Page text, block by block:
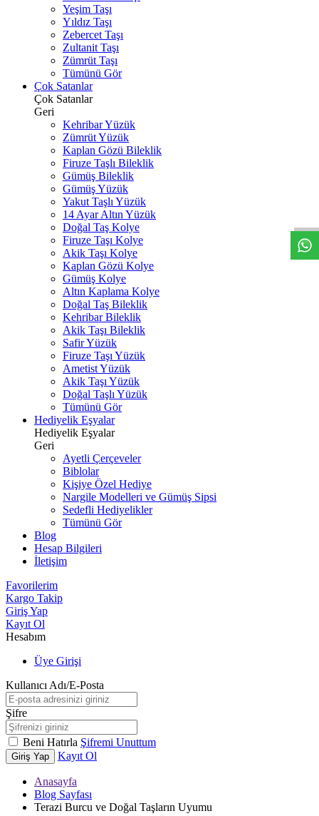
Yeşim Taşı
Yıldız Taşı
Zebercet Taşı
Zultanit Taşı
Zümrüt Taşı
Tümünü Gör
Çok Satanlar
Çok Satanlar
Geri
Kehribar Yüzük
Zümrüt Yüzük
Kaplan Gözü Bileklik
Firuze Taşlı Bileklik
Gümüş Bileklik
Gümüş Yüzük
Yakut Taşlı Yüzük
14 Ayar Altın Yüzük
Doğal Taş Kolye
Firuze Taşı Kolye
Akik Taşı Kolye
Kaplan Gözü Kolye
Gümüş Kolye
Altın Kaplama Kolye
Doğal Taş Bileklik
Kehribar Bileklik
Akik Taşı Bileklik
Safir Yüzük
Firuze Taşı Yüzük
Ametist Yüzük
Akik Taşı Yüzük
Doğal Taşlı Yüzük
Tümünü Gör
Hediyelik Eşyalar
Hediyelik Eşyalar
Geri
Ayetli Çerçeveler
Biblolar
Kişiye Özel Hediye
Nargile Modelleri ve Gümüş Sipsi
Sedefli Hediyelikler
Tümünü Gör
Blog
Hesap Bilgileri
İletişim
Favorilerim
Kargo Takip
Giriş Yap
Kayıt Ol
Hesabım
Üye Girişi
Kullanıcı Adı/E-Posta
Şifre
Beni Hatırla Şifremi Unuttum
Giriş Yap Kayıt Ol
Anasayfa
Blog Sayfası
Terazi Burcu ve Doğal Taşların Uyumu